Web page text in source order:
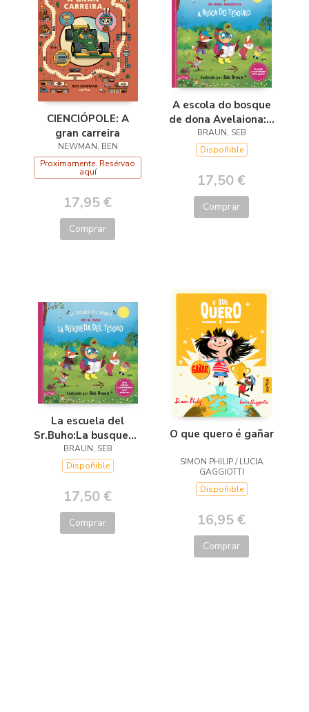
CIENCIÓPOLE: A
gran carreira
NEWMAN, BEN
Proximamente. Resérvao
aquí
17,95 €
Comprar
A escola do bosque
de dona Avelaiona:A
busca do tesouro
BRAUN, SEB
Dispoñible
17,50 €
Comprar
La escuela del
Sr.Buho:La busqueda
del tesoro
BRAUN, SEB
Dispoñible
17,50 €
Comprar
O que quero é gañar
SIMON PHILIP / LUCIA
GAGGIOTTI
Dispoñible
16,95 €
Comprar